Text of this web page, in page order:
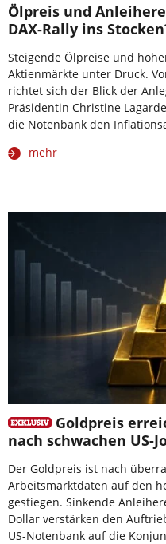
Ölpreis und
DAX-Rally ins
Steigende Ölpreise und
Aktienmärkte unter Druck.
richtet sich der Blick der
Präsidentin Christine
die Notenbank den
mehr
Goldpreis
nach schwachen US-
Der Goldpreis ist nach
Arbeitsmarktdaten auf den
gestiegen. Sinkende
Dollar verstärken den
US-Notenbank auf die